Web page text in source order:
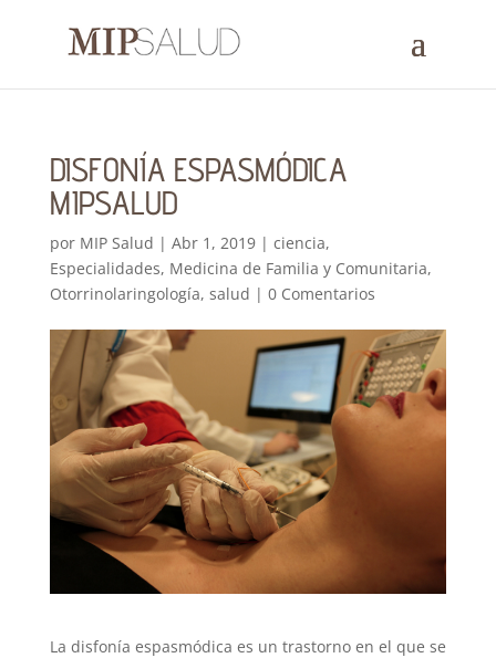
DISFONÍA ESPASMÓDICA
MIPSALUD
por MIP Salud | Abr 1, 2019| ciencia,
Especialidades, Medicina de Familia y Comunitaria,
Otorrinolaringología, salud | 0 Comentarios
La disfonía espasmódica es un trastorno en el que se